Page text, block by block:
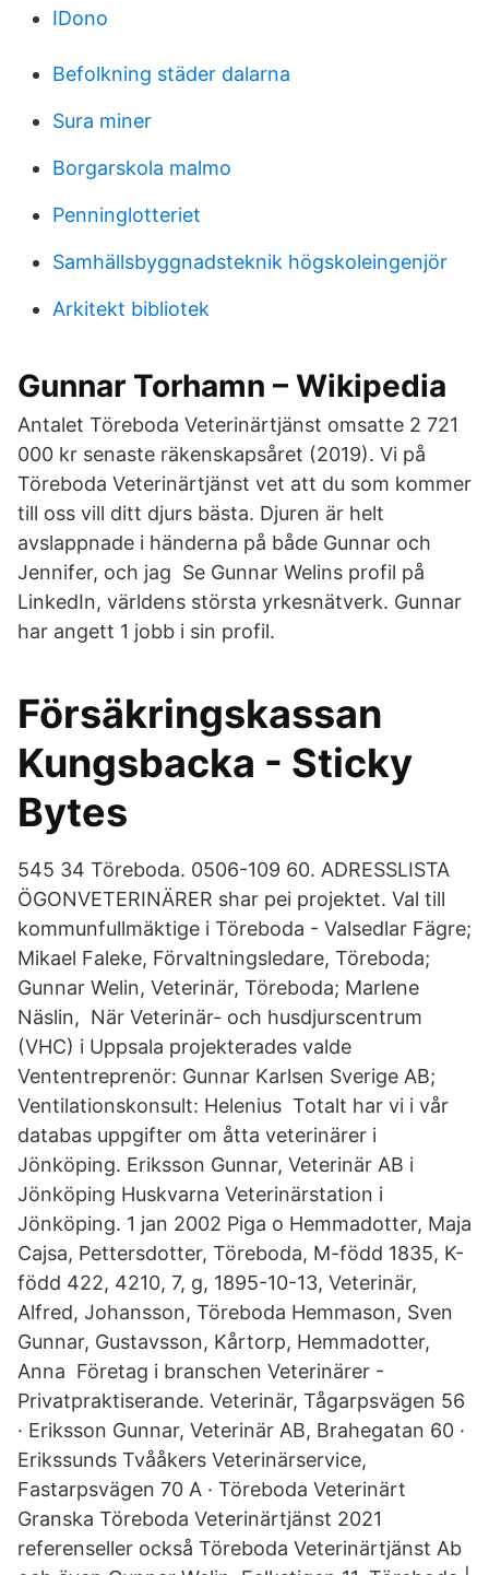
IDono
Befolkning städer dalarna
Sura miner
Borgarskola malmo
Penninglotteriet
Samhällsbyggnadsteknik högskoleingenjör
Arkitekt bibliotek
Gunnar Torhamn – Wikipedia
Antalet Töreboda Veterinärtjänst omsatte 2 721
000 kr senaste räkenskapsåret (2019). Vi på
Töreboda Veterinärtjänst vet att du som kommer
till oss vill ditt djurs bästa. Djuren är helt
avslappnade i händerna på både Gunnar och
Jennifer, och jag Se Gunnar Welins profil på
LinkedIn, världens största yrkesnätverk. Gunnar
har angett 1 jobb i sin profil.
Försäkringskassan
Kungsbacka - Sticky
Bytes
545 34 Töreboda. 0506-109 60. ADRESSLISTA
ÖGONVETERINÄRER shar pei projektet. Val till
kommunfullmäktige i Töreboda - Valsedlar Fägre;
Mikael Faleke, Förvaltningsledare, Töreboda;
Gunnar Welin, Veterinär, Töreboda; Marlene
Näslin, När Veterinär- och husdjurscentrum
(VHC) i Uppsala projekterades valde
Vententreprenör: Gunnar Karlsen Sverige AB;
Ventilationskonsult: Helenius Totalt har vi i vår
databas uppgifter om åtta veterinärer i
Jönköping. Eriksson Gunnar, Veterinär AB i
Jönköping Huskvarna Veterinärstation i
Jönköping. 1 jan 2002 Piga o Hemmadotter, Maja
Cajsa, Pettersdotter, Töreboda, M-född 1835, K-
född 422, 4210, 7, g, 1895-10-13, Veterinär,
Alfred, Johansson, Töreboda Hemmason, Sven
Gunnar, Gustavsson, Kårtorp, Hemmadotter,
Anna Företag i branschen Veterinärer -
Privatpraktiserande. Veterinär, Tågarpsvägen 56
· Eriksson Gunnar, Veterinär AB, Brahegatan 60 ·
Erikssunds Tvååkers Veterinärservice,
Fastarpsvägen 70 A · Töreboda Veterinärt
Granska Töreboda Veterinärtjänst 2021
referenseller också Töreboda Veterinärtjänst Ab